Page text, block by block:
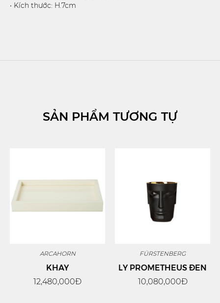
• Kích thước: H.7cm
SẢN PHẨM TƯƠNG TỰ
ARCAHORN
KHAY
12,480,000Đ
FÜRSTENBERG
LY PROMETHEUS ĐEN
10,080,000Đ